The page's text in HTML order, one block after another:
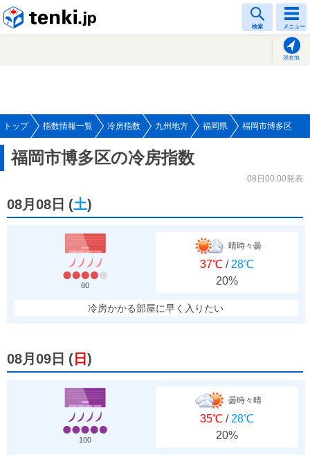
検索 メニュー
現在地
トップ 指数情報一覧 冷房指数 九州地方 福岡県 福岡市博多区
福岡市博多区の冷房指数
08日00:00発表
08月08日 (土)
80
晴時々曇
37℃ / 28℃
20%
冷房かかる部屋に早く入りたい
08月09日 ( 日 )
100
曇時々晴
35℃ / 28℃
20%